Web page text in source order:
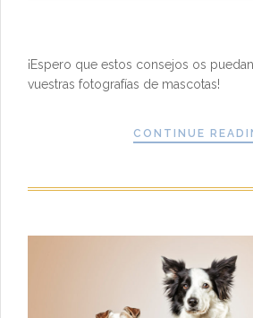
¡Espero que estos consejos os
vuestras fotografías de mascotas!
CONTINUE